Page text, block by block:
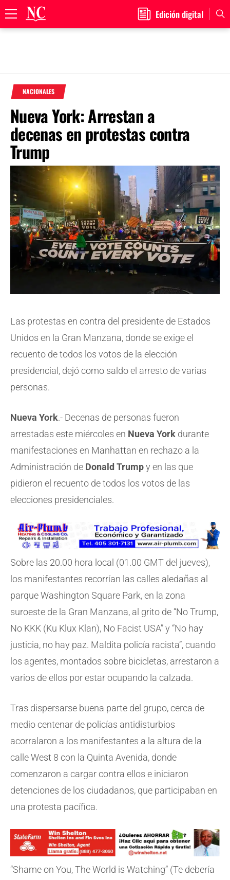
content
Edición digital
NACIONALES
Nueva York: Arrestan a
decenas en protestas contra
Trump
Las protestas en contra del presidente de Estados
Unidos en la Gran Manzana, donde se exige el
recuento de todos los votos de la elección
presidencial, dejó como saldo el arresto de varias
personas.
Nueva York.- Decenas de personas fueron
arrestadas este miércoles en Nueva York durante
manifestaciones en Manhattan en rechazo a la
Administración de Donald Trumpy en las que
pidieron el recuento de todos los votos de las
elecciones presidenciales.
Sobre las 20.00 hora local (01.00 GMT del jueves),
los manifestantes recorrían las calles aledañas al
parque Washington Square Park, en la zona
suroeste de la Gran Manzana, al grito de “No Trump,
No KKK (Ku Klux Klan), No Facist USA” y “No hay
justicia, no hay paz. Maldita policía racista”, cuando
los agentes, montados sobre bicicletas, arrestaron a
varios de ellos por estar ocupando la calzada.
Tras dispersarse buena parte del grupo, cerca de
medio centenar de policías antidisturbios
acorralaron a los manifestantes a la altura de la
calle West 8 con la Quinta Avenida, donde
comenzaron a cargar contra ellos e iniciaron
detenciones de los ciudadanos, que participaban en
una protesta pacífica.
“Shame on You, The World is Watching” (Te debería